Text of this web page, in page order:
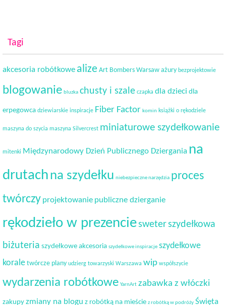
Tagi
akcesoria robótkowe alize Art Bombers Warsaw ażury bezprojektowie
blogowanie bluzka chusty i szale czapka dla dzieci dla
erpegowca dziewiarskie inspiracje Fiber Factor komin książki o rękodziele
maszyna do szycia maszyna Silvercrest miniaturowe szydełkowanie
mitenki Międzynarodowy Dzień Publicznego Dziergania na
drutachna szydełku niebezpieczne narzędzia proces
twórczy projektowanie publiczne dzierganie
rękodzieło w prezenciesweterszydełkowa
biżuteria szydełkowe akcesoria szydełkowe inspiracje szydełkowe
korale twórcze plany udzierg towarzyski Warszawa wip współszycie
wydarzenia robótkowe YarnArt zabawka z włóczki
zakupy zmiany na blogu z robótką na mieście z robótką w podróży Święta